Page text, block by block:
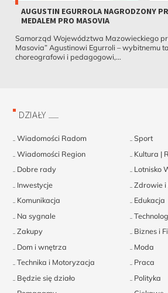
AUGUSTIN EGURROLA NAGRODZONY
MEDALEM PRO MASOVIA
Samorząd Województwa Mazowieckiego
Masovia” Agustinowi Egurroli – wybitnemu
choreografowi i pedagogowi,...
DZIAŁY
Wiadomości Radom
Sport
Wiadomości Region
Kultura |
Dobre rady
Lotnisko
Inwestycje
Zdrowie i
Komunikacja
Edukacja
Na sygnale
Zakupy
Biznes i
Dom i wnętrza
Moda
Technika i Motoryzacja
Praca
Będzie się działo
Polityka